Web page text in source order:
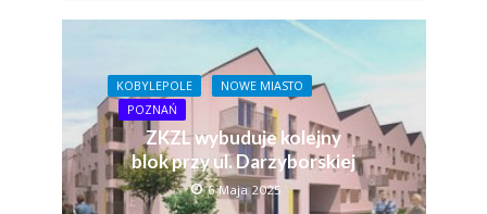
KOBYLEPOLE
NOWE MIASTO
POZNAŃ
ZKZL wybuduje kolejny
blok przy ul. Darzyborskiej
6 Maja 2025